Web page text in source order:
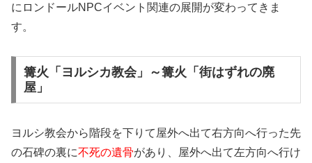
にロンドールNPCイベント関連の展開が変わってきま
す。
篝火「ヨルシカ教会」～篝火「街はずれの廃
屋」
ヨルシ教会から階段を下りて屋外へ出て右方向へ行った先
の石碑の裏に不死の遺骨があり、屋外へ出て左方向へ行け